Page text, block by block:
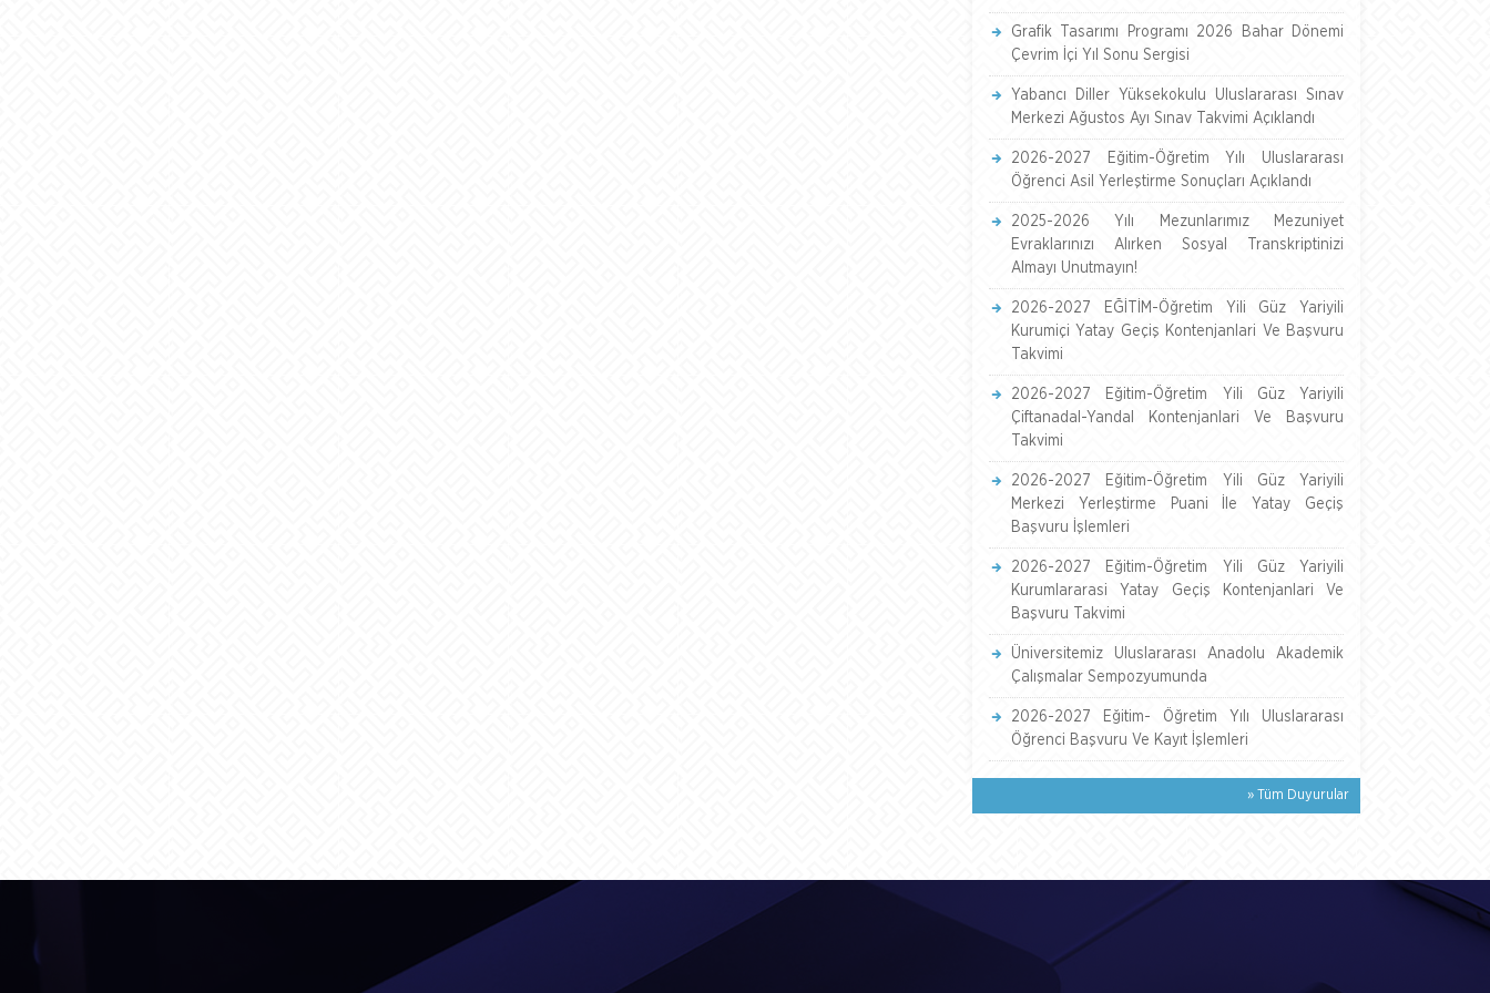
Grafik Tasarımı Programı 2026 Bahar Dönemi
Çevrim İçi Yıl Sonu Sergisi
Yabancı Diller Yüksekokulu Uluslararası Sınav
Merkezi Ağustos Ayı Sınav Takvimi Açıklandı
2026-2027 Eğitim-Öğretim Yılı Uluslararası
Öğrenci Asil Yerleştirme Sonuçları Açıklandı
2025-2026 Yılı Mezunlarımız Mezuniyet
Evraklarınızı Alırken Sosyal Transkriptinizi
Almayı Unutmayın!
2026-2027 EĞİTİM-Öğretim Yili Güz Yariyili
Kurumiçi Yatay Geçiş Kontenjanlari Ve Başvuru
Takvimi
2026-2027 Eğitim-Öğretim Yili Güz Yariyili
Çiftanadal-Yandal Kontenjanlari Ve Başvuru
Takvimi
2026-2027 Eğitim-Öğretim Yili Güz Yariyili
Merkezi Yerleştirme Puani İle Yatay Geçiş
Başvuru İşlemleri
2026-2027 Eğitim-Öğretim Yili Güz Yariyili
Kurumlararasi Yatay Geçiş Kontenjanlari Ve
Başvuru Takvimi
Üniversitemiz Uluslararası Anadolu Akademik
Çalışmalar Sempozyumunda
2026-2027 Eğitim- Öğretim Yılı Uluslararası
Öğrenci Başvuru Ve Kayıt İşlemleri
» Tüm Duyurular